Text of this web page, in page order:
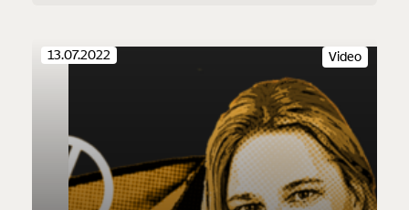
Video
13.07.2022